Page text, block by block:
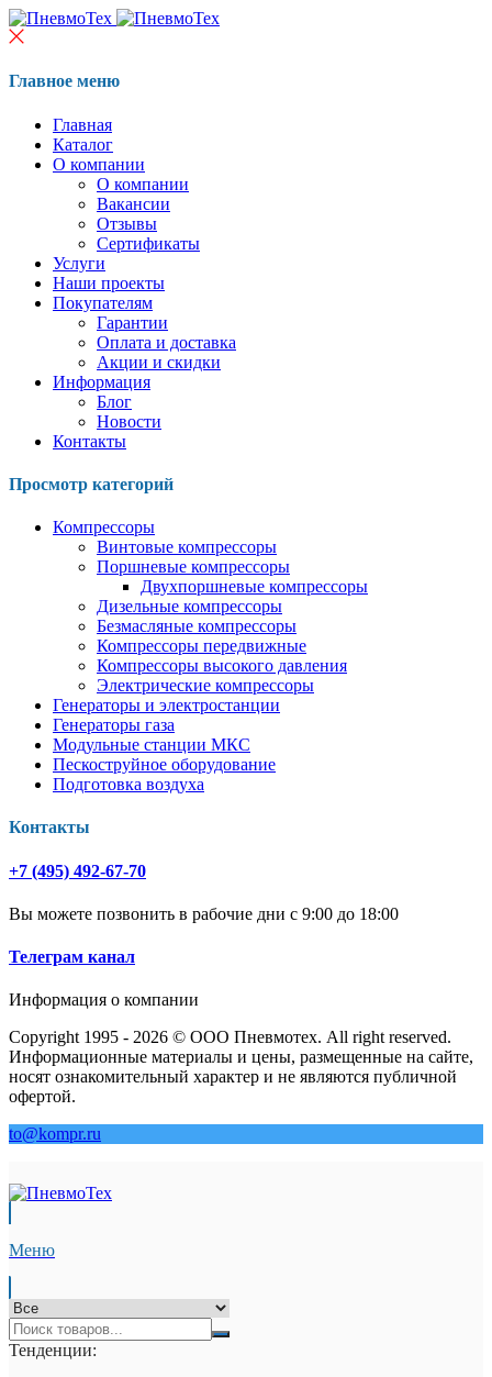
Главное меню
Главная
Каталог
О компании
О компании
Вакансии
Отзывы
Сертификаты
Услуги
Наши проекты
Покупателям
Гарантии
Оплата и доставка
Акции и скидки
Информация
Блог
Новости
Контакты
Просмотр категорий
Компрессоры
Винтовые компрессоры
Поршневые компрессоры
Двухпоршневые компрессоры
Дизельные компрессоры
Безмасляные компрессоры
Компрессоры передвижные
Компрессоры высокого давления
Электрические компрессоры
Генераторы и электростанции
Генераторы газа
Модульные станции МКС
Пескоструйное оборудование
Подготовка воздуха
Контакты
+7 (495) 492-67-70
Вы можете позвонить в рабочие дни с 9:00 до 18:00
Телеграм канал
Информация о компании
Copyright 1995 - 2026 © ООО Пневмотех. All right reserved.
Информационные материалы и цены, размещенные на сайте,
носят ознакомительный характер и не являются публичной
офертой.
to@kompr.ru
Меню
Тенденции: